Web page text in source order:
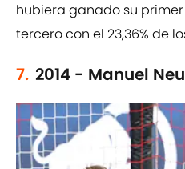
hubiera ganado su
tercero con el 23,36% de
7. 2014 - Manuel